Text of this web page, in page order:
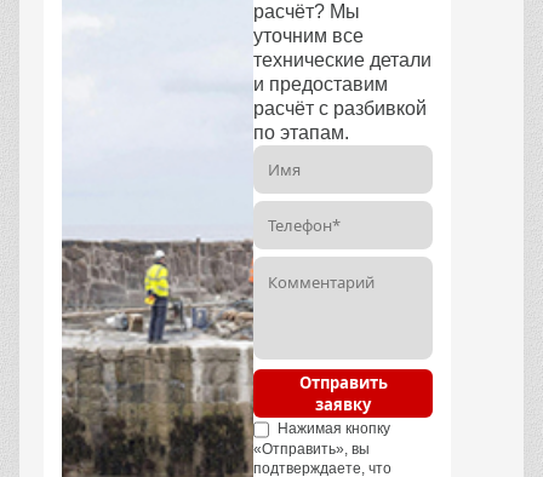
расчёт? Мы
уточним все
технические детали
и предоставим
расчёт с разбивкой
по этапам.
Отправить
заявку
Нажимая кнопку
«Отправить», вы
подтверждаете, что